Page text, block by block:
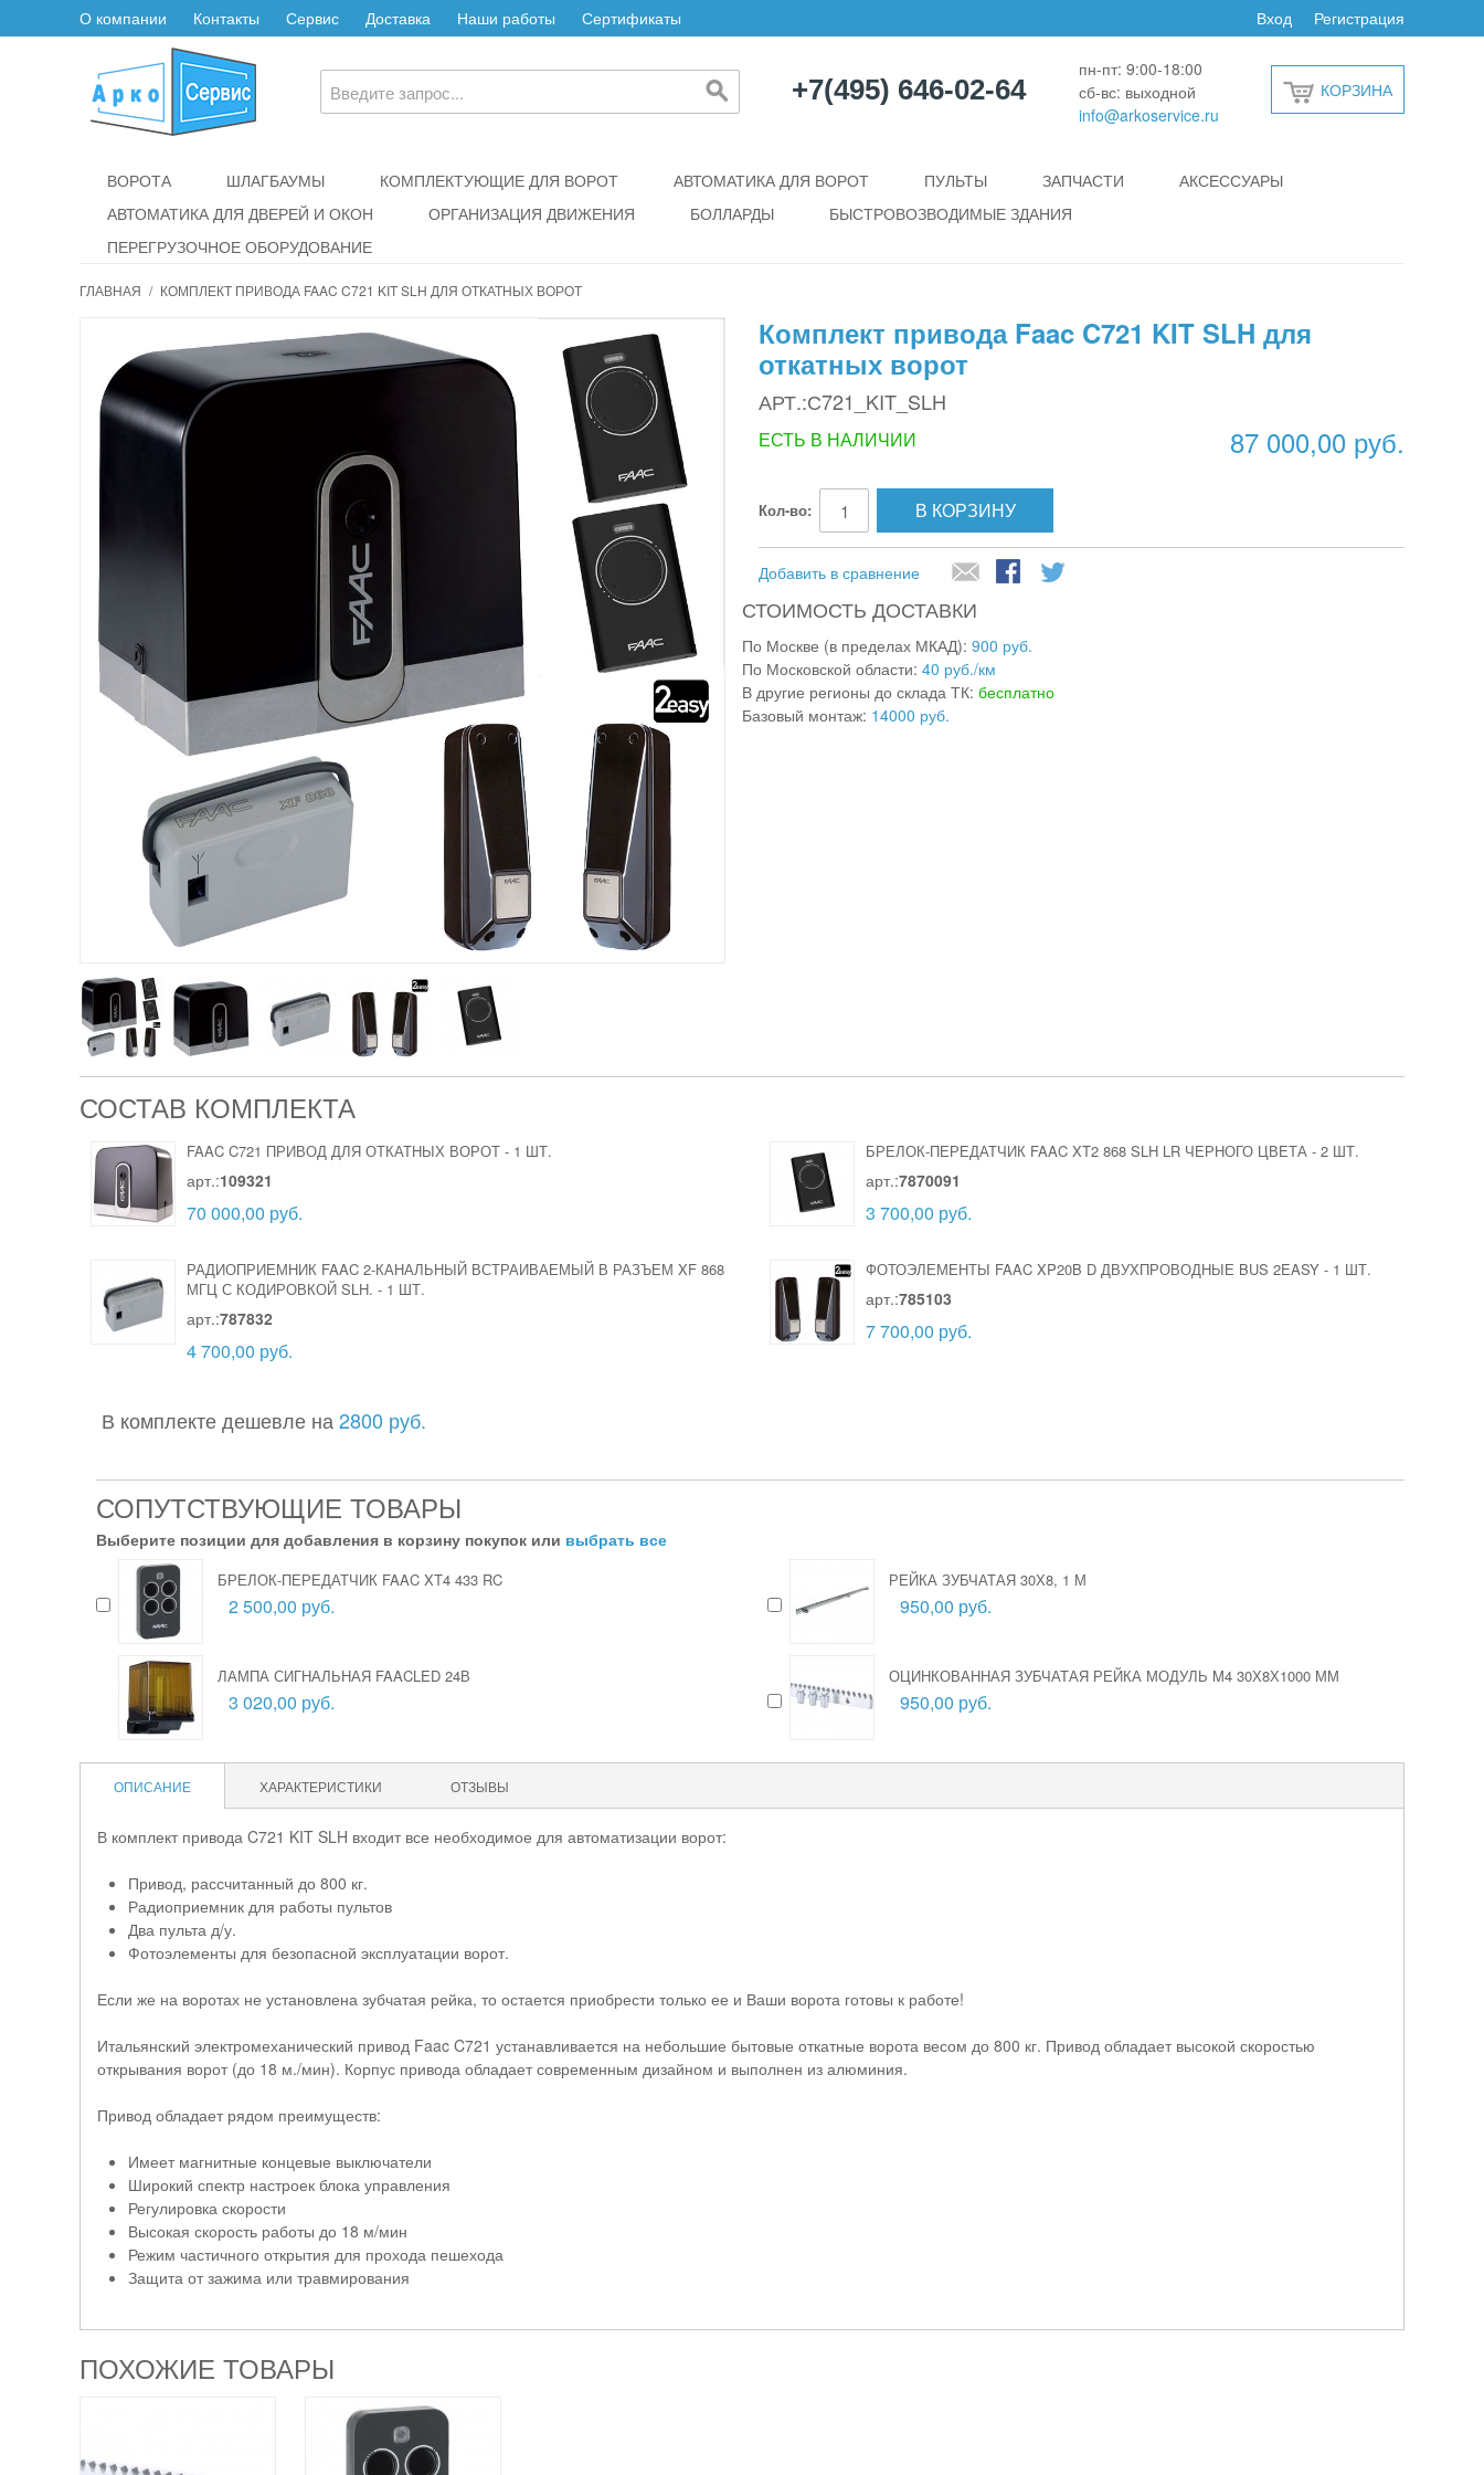
О компании Контакты Сервис Доставка Наши работы Сертификаты Регистрация
Вход
+7(495) 646-02-64
пн-пт: 9:00-18:00
сб-вс: выходной
info@arkoservice.ru
КОРЗИНА
ВОРОТА ШЛАГБАУМЫ КОМПЛЕКТУЮЩИЕ ДЛЯ ВОРОТ АВТОМАТИКА ДЛЯ ВОРОТ ПУЛЬТЫ ЗАПЧАСТИ
АКСЕССУАРЫ
АВТОМАТИКА ДЛЯ ДВЕРЕЙ И ОКОН
ОРГАНИЗАЦИЯ ДВИЖЕНИЯ БОЛЛАРДЫ
БЫСТРОВОЗВОДИМЫЕ ЗДАНИЯ
ПЕРЕГРУЗОЧНОЕ ОБОРУДОВАНИЕ
ГЛАВНАЯ / КОМПЛЕКТ ПРИВОДА FAAC C721 KIT SLH ДЛЯ ОТКАТНЫХ ВОРОТ
Комплект привода Faac C721 KIT SLH для
откатных ворот
АРТ.:С721_KIT_SLH
87 000,00 руб.
ЕСТЬ В НАЛИЧИИ
Кол-во: В КОРЗИНУ
Добавить в сравнение
СТОИМОСТЬ ДОСТАВКИ
По Москве (в пределах МКАД): 900 руб.
По Московской области: 40 руб./км
В другие регионы до склада ТК: бесплатно
Базовый монтаж: 14000 руб.
СОСТАВ КОМПЛЕКТА
FAAC C721 ПРИВОД ДЛЯ ОТКАТНЫХ ВОРОТ - 1 ШТ.
арт.:109321
70 000,00 руб.
БРЕЛОК-ПЕРЕДАТЧИК FAAC XT2 868 SLH LR ЧЕРНОГО ЦВЕТА - 2 ШТ.
арт.:7870091
3 700,00 руб.
РАДИОПРИЕМНИК FAAC 2-КАНАЛЬНЫЙ ВСТРАИВАЕМЫЙ В РАЗЪЕМ XF 868
МГЦ С КОДИРОВКОЙ SLH. - 1 ШТ.
арт.:787832
4 700,00 руб.
ФОТОЭЛЕМЕНТЫ FAAC XP20B D ДВУХПРОВОДНЫЕ BUS 2EASY - 1 ШТ.
арт.:785103
7 700,00 руб.
В комплекте дешевле на 2800 руб.
СОПУТСТВУЮЩИЕ ТОВАРЫ
Выберите позиции для добавления в корзину покупок или выбрать все
БРЕЛОК-ПЕРЕДАТЧИК FAAC XT4 433 RC
2 500,00 руб.
РЕЙКА ЗУБЧАТАЯ 30Х8, 1 М
950,00 руб.
ЛАМПА СИГНАЛЬНАЯ FAACLED 24В
3 020,00 руб.
ОЦИНКОВАННАЯ ЗУБЧАТАЯ РЕЙКА МОДУЛЬ M4 30Х8Х1000 ММ
950,00 руб.
ОПИСАНИЕ ХАРАКТЕРИСТИКИ ОТЗЫВЫ
В комплект привода C721 KIT SLH входит все необходимое для автоматизации ворот:
Привод, рассчитанный до 800 кг.
Радиоприемник для работы пультов
Два пульта д/у.
Фотоэлементы для безопасной эксплуатации ворот.
Если же на воротах не установлена зубчатая рейка, то остается приобрести только ее и Ваши ворота готовы к работе!
Итальянский электромеханический привод Faac C721 устанавливается на небольшие бытовые откатные ворота весом до 800 кг. Привод обладает высокой скоростью
открывания ворот (до 18 м./мин). Корпус привода обладает современным дизайном и выполнен из алюминия.
Привод обладает рядом преимуществ:
Имеет магнитные концевые выключатели
Широкий спектр настроек блока управления
Регулировка скорости
Высокая скорость работы до 18 м/мин
Режим частичного открытия для прохода пешехода
Защита от зажима или травмирования
ПОХОЖИЕ ТОВАРЫ